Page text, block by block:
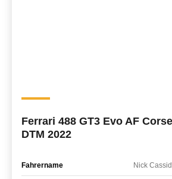
Ferrari 488 GT3 Evo AF
DTM 2022
Fahrername Nick